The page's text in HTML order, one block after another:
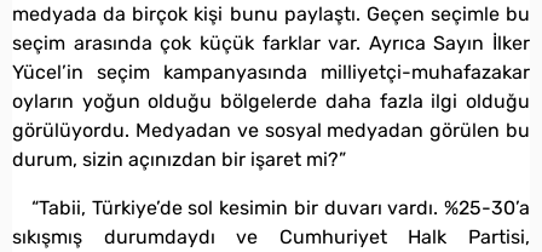
medyada da birçok kişi bunu paylaştı. Geçen seçimle bu
seçim arasında çok küçük farklar var. Ayrıca Sayın İlker
Yücel’in seçim kampanyasında milliyetçi-muhafazakar
oyların yoğun olduğu bölgelerde daha fazla ilgi olduğu
görülüyordu. Medyadan ve sosyal medyadan görülen bu
durum, sizin açınızdan bir işaret mi?”
“Tabii, Türkiye’de sol kesimin bir duvarı vardı. %25-30’a
sıkışmış durumdaydı ve Cumhuriyet Halk Partisi,